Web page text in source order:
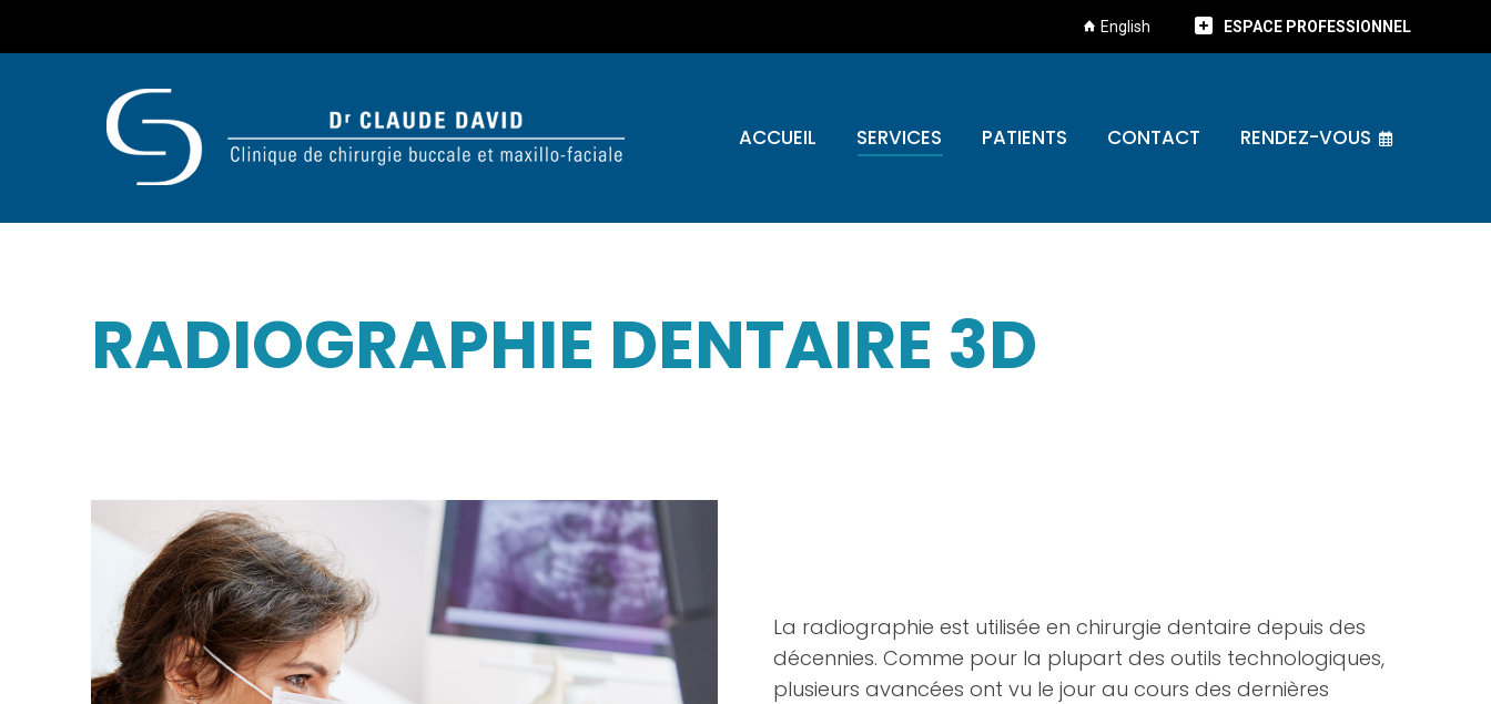
English ESPACE PROFESSIONNEL
ACCUEIL SERVICES PATIENTS CONTACT RENDEZ-VOUS
RADIOGRAPHIE DENTAIRE 3D
La radiographie est utilisée en chirurgie dentaire depuis des
décennies. Comme pour la plupart des outils technologiques,
plusieurs avancées ont vu le jour au cours des dernières